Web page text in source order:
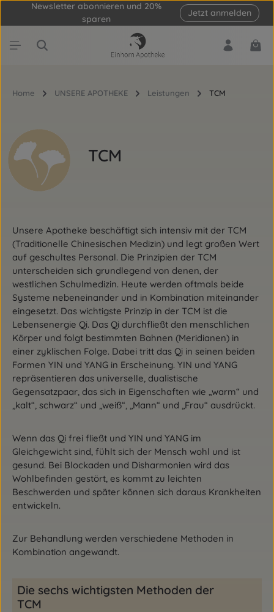
Zum Hauptinhalt springen
Newsletter abonnieren und 20%
sparen
Jetzt anmelden
Home UNSERE APOTHEKE Leistungen TCM
TCM
Unsere Apotheke beschäftigt sich intensiv mit der TCM
(Traditionelle Chinesischen Medizin) und legt großen Wert
auf geschultes Personal. Die Prinzipien der TCM
unterscheiden sich grundlegend von denen, der
westlichen Schulmedizin. Heute werden oftmals beide
Systeme nebeneinander und in Kombination miteinander
eingesetzt. Das wichtigste Prinzip in der TCM ist die
Lebensenergie Qi. Das Qi durchfließt den menschlichen
Körper und folgt bestimmten Bahnen (Meridianen) in
einer zyklischen Folge. Dabei tritt das Qi in seinen beiden
Formen YIN und YANG in Erscheinung. YIN und YANG
repräsentieren das universelle, dualistische
Gegensatzpaar, das sich in Eigenschaften wie „warm“ und
„kalt“, schwarz“ und „weiß“, „Mann“ und „Frau“ ausdrückt.
Wenn das Qi frei fließt und YIN und YANG im
Gleichgewicht sind, fühlt sich der Mensch wohl und ist
gesund. Bei Blockaden und Disharmonien wird das
Wohlbefinden gestört, es kommt zu leichten
Beschwerden und später können sich daraus Krankheiten
entwickeln.
Zur Behandlung werden verschiedene Methoden in
Kombination angewandt.
Die sechs wichtigsten Methoden der
TCM